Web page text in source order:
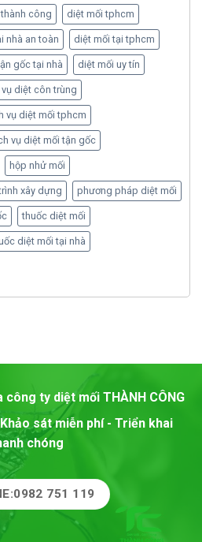
công diệt mối tphcm
nhà an toàn diệt mối tại tphcm
gốc tại nhà diệt mối uy tín
diệt côn trùng
vụ diệt mối tphcm
vụ diệt mối tận gốc
hộp nhử mối
xây dựng phương pháp diệt mối
thuốc diệt mối
diệt mối tại nhà
công ty diệt mối THÀNH CÔNG
sát miễn phí - Triển khai
chóng
751 119